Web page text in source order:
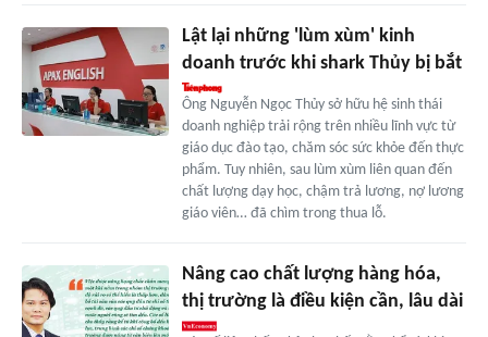
Lật lại những 'lùm xùm' kinh
doanh trước khi shark Thủy bị bắt
Ông Nguyễn Ngọc Thủy sở hữu hệ sinh thái
doanh nghiệp trải rộng trên nhiều lĩnh vực từ
giáo dục đào tạo, chăm sóc sức khỏe đến thực
phẩm. Tuy nhiên, sau lùm xùm liên quan đến
chất lượng dạy học, chậm trả lương, nợ lương
giáo viên… đã chìm trong thua lỗ.
Nâng cao chất lượng hàng hóa,
thị trường là điều kiện cần, lâu dài